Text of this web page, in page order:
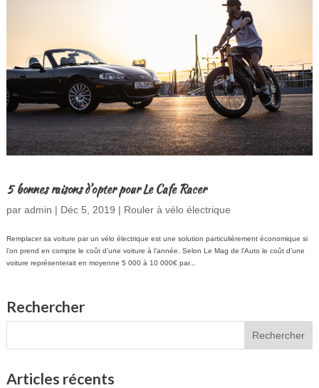
5 bonnes raisons d’opter pour Le Cafe Racer
par admin | Déc 5, 2019 | Rouler à vélo électrique
Remplacer sa voiture par un vélo électrique est une solution particulièrement économique si
l’on prend en compte le coût d’une voiture à l’année. Selon Le Mag de l’Auto le coût d’une
voiture représenterait en moyenne 5 000 à 10 000€ par...
Rechercher
Articles récents